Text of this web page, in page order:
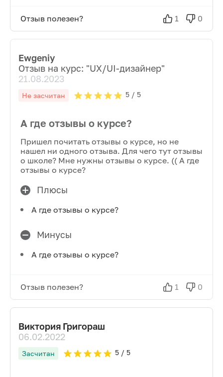
Отзыв полезен? 1 0
Ewgeniy
Отзыв на курс: "UX/UI-дизайнер"
21.08.2023
Не засчитан 5/ 5
А где отзывы о курсе?
Пришел почитать отзывы о курсе, но не
нашел ни одного отзыва. Для чего тут отзывы
о школе? Мне нужны отзывы о курсе. (( А где
отзывы о курсе?
Плюсы
А где отзывы о курсе?
Минусы
А где отзывы о курсе?
Отзыв полезен? 1 0
Виктория Григораш
06.02.2022
Засчитан 5/ 5